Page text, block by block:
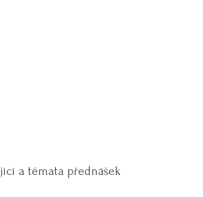
a témata přednášek